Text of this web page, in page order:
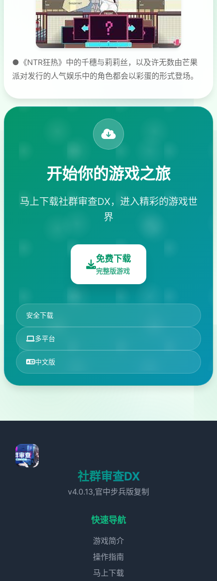
●《NTR狂热》中的千穗与莉莉丝，以及许无数由芒果
派对发行的人气娱乐中的角色都会以彩蛋的形式登场。
开始你的游戏之旅
马上下载社群审查DX，进入精彩的游戏世
界
免费下载
完整版游戏
安全下载
多平台
中文版
社群审查DX
v4.0.13,官中步兵版复制
快速导航
游戏简介
操作指南
马上下载